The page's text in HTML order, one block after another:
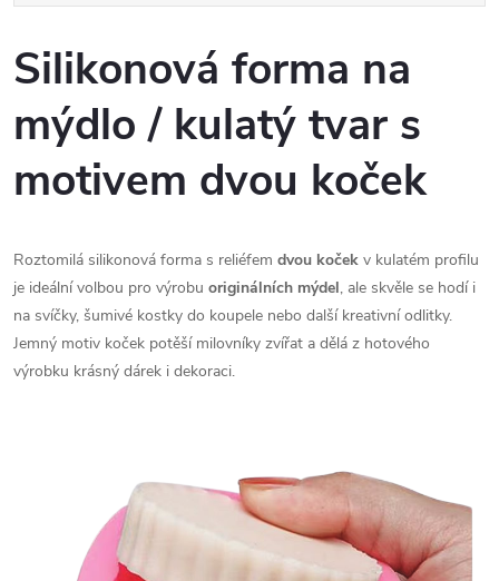
Silikonová forma na
mýdlo / kulatý tvar s
motivem dvou koček
Roztomilá silikonová forma s reliéfem dvou koček v kulatém profilu
je ideální volbou pro výrobu originálních mýdel, ale skvěle se hodí i
na svíčky, šumivé kostky do koupele nebo další kreativní odlitky.
Jemný motiv koček potěší milovníky zvířat a dělá z hotového
výrobku krásný dárek i dekoraci.